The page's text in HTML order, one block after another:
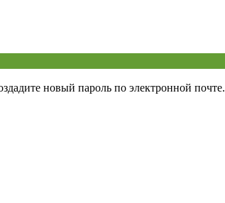
новый пароль по электронной почте.